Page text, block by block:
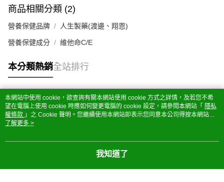
商品相關分類 (2)
營養保健品牌 人生製藥(渡邊、翔恩)
營養保健成分 維他命C/E
本分類熱銷全站排行
熱門標籤
本網站中使用 cookie，欲查詢有關本網站使用 cookie 方式之詳情，及若您不希
望在電腦上使用 cookie 時應如何變更電腦的 cookie 設定，請參閱本網站「 隱私
權條款 」之 Cookie 聲明。您繼續使用本網站即表示您同意本公司得按本網站使
用條款之 Cookie 聲明使用 cookie。
了解更多 >
我知道了